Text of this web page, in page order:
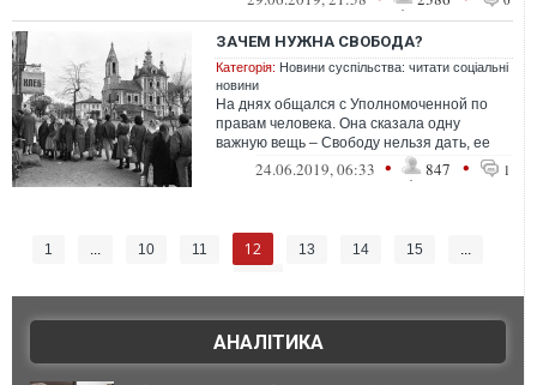
ЗАЧЕМ НУЖНА СВОБОДА?
Категорія: Новини суспільства: читати соціальні
новини
На днях общался с Уполномоченной по
правам человека. Она сказала одну
важную вещь – Свободу нельзя дать, ее
можно только взять.
24.06.2019, 06:33 • 847 • 1
1 ... 10 11 12 13 14 15
...
АНАЛІТИКА